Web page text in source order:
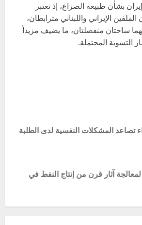
بشأن طبيعة الصراع، إذ تعتبر
الإيراني واللبناني مترابطان،
ساحتان منفصلتان، ما يضيف مزيداً
التسوية المحتملة.
تصاعد المشكلات النفسية لدى الطلبة
آثار قرن من إنتاج النفط في